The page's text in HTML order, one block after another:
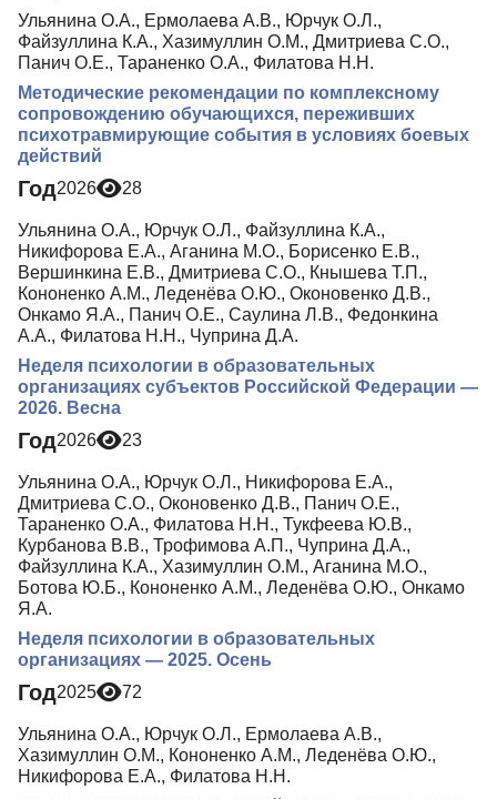
Ульянина О.А., Ермолаева А.В., Юрчук О.Л.,
Файзуллина К.А., Хазимуллин О.М., Дмитриева С.О.,
Панич О.Е., Тараненко О.А., Филатова Н.Н.
Методические рекомендации по комплексному
сопровождению обучающихся, переживших
психотравмирующие события в условиях боевых
действий
Год2026 28
Ульянина О.А., Юрчук О.Л., Файзуллина К.А.,
Никифорова Е.А., Аганина М.О., Борисенко Е.В.,
Вершинкина Е.В., Дмитриева С.О., Кнышева Т.П.,
Кононенко А.М., Леденёва О.Ю., Оконовенко Д.В.,
Онкамо Я.А., Панич О.Е., Саулина Л.В., Федонкина
А.А., Филатова Н.Н., Чуприна Д.А.
Неделя психологии в образовательных
организациях субъектов Российской Федерации —
2026. Весна
Год2026 23
Ульянина О.А., Юрчук О.Л., Никифорова Е.А.,
Дмитриева С.О., Оконовенко Д.В., Панич О.Е.,
Тараненко О.А., Филатова Н.Н., Тукфеева Ю.В.,
Курбанова В.В., Трофимова А.П., Чуприна Д.А.,
Файзуллина К.А., Хазимуллин О.М., Аганина М.О.,
Ботова Ю.Б., Кононенко А.М., Леденёва О.Ю., Онкамо
Я.А.
Неделя психологии в образовательных
организациях — 2025. Осень
Год2025 72
Ульянина О.А., Юрчук О.Л., Ермолаева А.В.,
Хазимуллин О.М., Кононенко А.М., Леденёва О.Ю.,
Никифорова Е.А., Филатова Н.Н.